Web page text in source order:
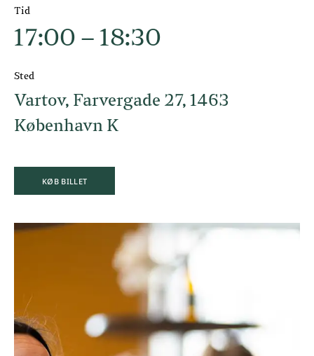
Tid
17:00 – 18:30
Sted
Vartov, Farvergade 27, 1463
København K
KØB BILLET